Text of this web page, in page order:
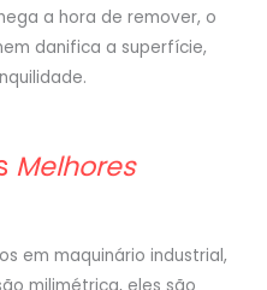
a hora de remover, o
danifica a superfície,
Melhores
em maquinário industrial,